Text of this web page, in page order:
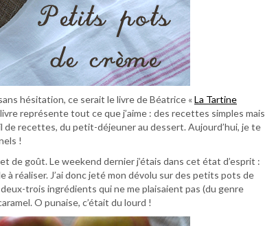
hésitation, ce serait le livre de Béatrice «La Tartine
représente tout ce que j’aime : des recettes simples mais
recettes, du petit-déjeuner au dessert. Aujourd’hui, je te
!
de goût. Le weekend dernier j’étais dans cet état d’esprit :
réaliser. J’ai donc jeté mon dévolu sur des petits pots de
deux-trois ingrédients qui ne me plaisaient pas (du genre
O punaise, c’était du lourd !